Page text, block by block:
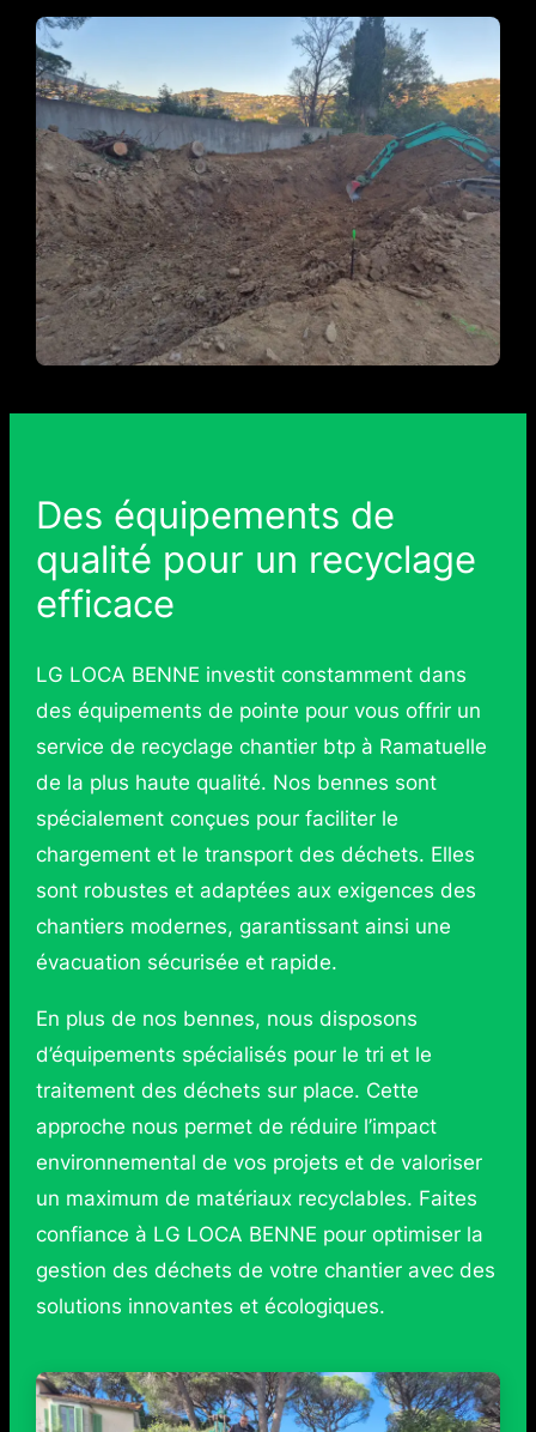
Des équipements de
qualité pour un recyclage
efficace
LG LOCA BENNE investit constamment dans
des équipements de pointe pour vous offrir un
service de recyclage chantier btp à Ramatuelle
de la plus haute qualité. Nos bennes sont
spécialement conçues pour faciliter le
chargement et le transport des déchets. Elles
sont robustes et adaptées aux exigences des
chantiers modernes, garantissant ainsi une
évacuation sécurisée et rapide.
En plus de nos bennes, nous disposons
d’équipements spécialisés pour le tri et le
traitement des déchets sur place. Cette
approche nous permet de réduire l’impact
environnemental de vos projets et de valoriser
un maximum de matériaux recyclables. Faites
confiance à LG LOCA BENNE pour optimiser la
gestion des déchets de votre chantier avec des
solutions innovantes et écologiques.